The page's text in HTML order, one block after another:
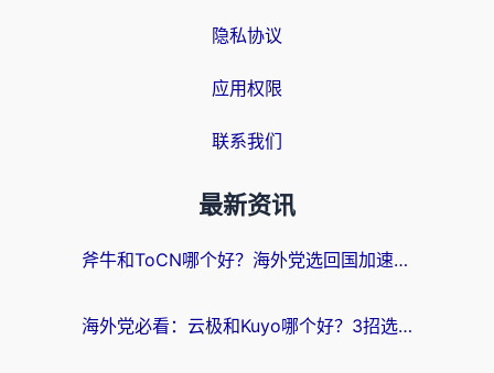
隐私协议
应用权限
联系我们
最新资讯
斧牛和ToCN哪个好？海外党选回国加速器的避坑指南（附免费工具推荐）
海外党必看：云极和Kuyo哪个好？3招选对回国加速器，无缝刷国内资源